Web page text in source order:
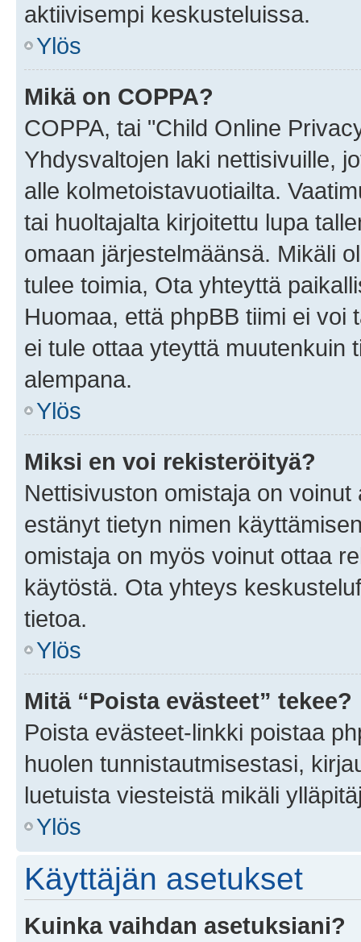
aktiivisempi keskusteluissa.
Ylös
Mikä on COPPA?
COPPA, tai "Child Online
Yhdysvaltojen laki nettisivuille,
alle kolmetoistavuotiailta.
tai huoltajalta kirjoitettu lupa
omaan järjestelmäänsä. Mikäli
tulee toimia, Ota yhteyttä
Huomaa, että phpBB tiimi ei
ei tule ottaa yteyttä muutenkuin
alempana.
Ylös
Miksi en voi rekisteröityä?
Nettisivuston omistaja on
estänyt tietyn nimen
omistaja on myös voinut ottaa
käytöstä. Ota yhteys
tietoa.
Ylös
Mitä “Poista evästeet” tekee?
Poista evästeet-linkki poistaa
huolen tunnistautmisestasi,
luetuista viesteistä mikäli
Ylös
Käyttäjän asetukset
Kuinka vaihdan asetuksiani?